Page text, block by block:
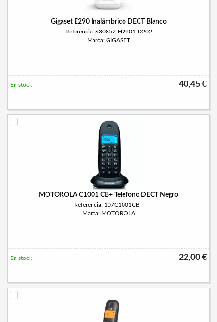
Gigaset E290 Inalámbrico DECT Blanco
Referencia: S30852-H2901-D202
Marca: GIGASET
40,45 €
En stock
MOTOROLA C1001 CB+ Telefono DECT Negro
Referencia: 107C1001CB+
Marca: MOTOROLA
22,00 €
En stock